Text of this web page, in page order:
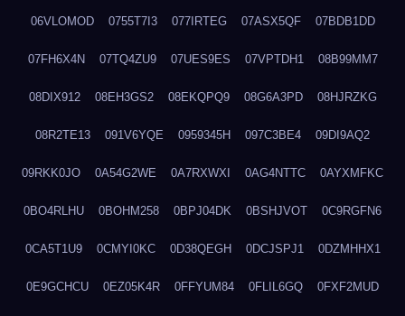
06VLOMOD 0755T7I3 077IRTEG 07ASX5QF 07BDB1DD
07FH6X4N 07TQ4ZU9 07UES9ES 07VPTDH1 08B99MM7
08DIX912 08EH3GS2 08EKQPQ9 08G6A3PD 08HJRZKG
08R2TE13 091V6YQE 0959345H 097C3BE4 09DI9AQ2
09RKK0JO 0A54G2WE 0A7RXWXI 0AG4NTTC 0AYXMFKC
0BO4RLHU 0BOHM258 0BPJ04DK 0BSHJVOT 0C9RGFN6
0CA5T1U9 0CMYI0KC 0D38QEGH 0DCJSPJ1 0DZMHHX1
0E9GCHCU 0EZ05K4R 0FFYUM84 0FLIL6GQ 0FXF2MUD